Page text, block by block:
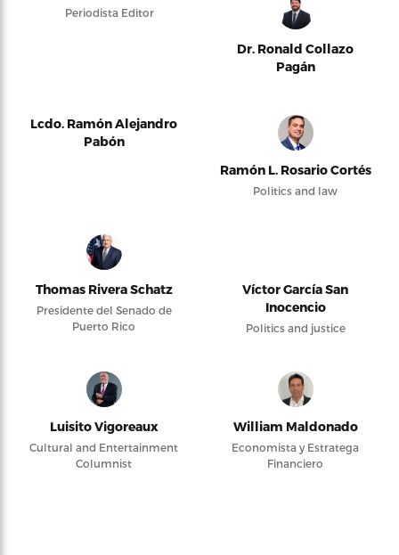
Periodista Editor
Dr. Ronald Collazo
Pagán
Lcdo. Ramón Alejandro
Pabón
Ramón L. Rosario Cortés
Politics and law
Thomas Rivera Schatz
Presidente del Senado de
Puerto Rico
Víctor García San
Inocencio
Politics and justice
Luisito Vigoreaux
Cultural and Entertainment
Columnist
William Maldonado
Economista y Estratega
Financiero